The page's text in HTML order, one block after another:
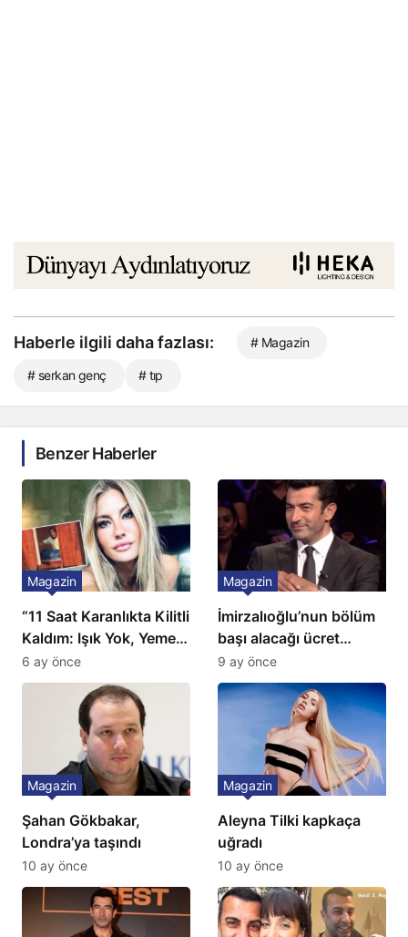
Haberle ilgili daha fazlası: # Magazin
# serkan genç # tıp
Benzer Haberler
“11 Saat Karanlıkta Kilitli
Kaldım: Işık Yok, Yemek
Yok, Tuvalet Yok!”
Çağla Şikel’den Şok
Magazin
6 ay önce
İmirzalıoğlu’nun bölüm
başı alacağı ücret
Türkiye’de bir ilk:
Gözünü 2 ilçeye dikti!
Magazin
9 ay önce
Şahan Gökbakar,
Londra’ya taşındı
Magazin
10 ay önce
Aleyna Tilki kapkaça
uğradı
Magazin
10 ay önce